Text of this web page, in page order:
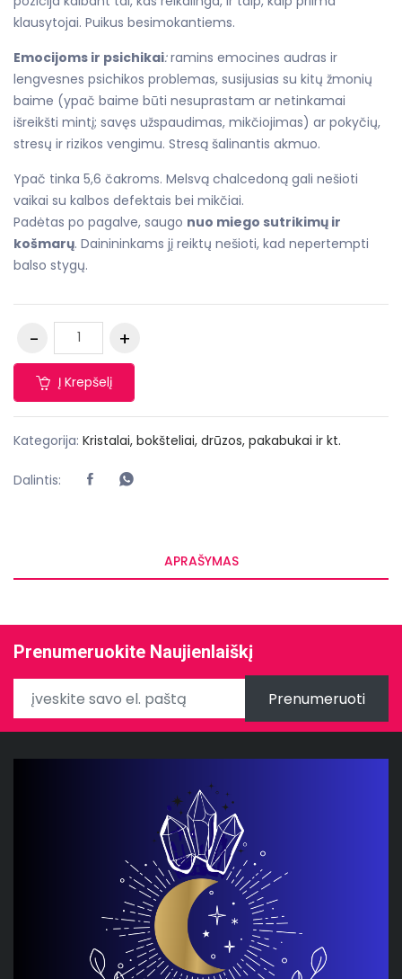
klausytojai. Puikus besimokantiems.
Emocijoms ir psichikai:ramins emocines audras ir
lengvesnes psichikos problemas, susijusias su kitų žmonių
baime (ypač baime būti nesuprastam ar netinkamai
išreikšti mintį; savęs užspaudimas, mikčiojimas) ar pokyčių,
stresų ir rizikos vengimu. Stresą šalinantis akmuo.
Ypač tinka 5,6 čakroms. Melsvą chalcedoną gali nešioti
vaikai su kalbos defektais bei mikčiai.
Padėtas po pagalve, saugo nuo miego sutrikimų ir
košmarų. Dainininkams jį reiktų nešioti, kad nepertempti
balso stygų.
Į Krepšelį
Kategorija: Kristalai, bokšteliai, drūzos, pakabukai ir kt.
Dalintis:
APRAŠYMAS
Prenumeruokite Naujienlaiškį
Prenumeruoti